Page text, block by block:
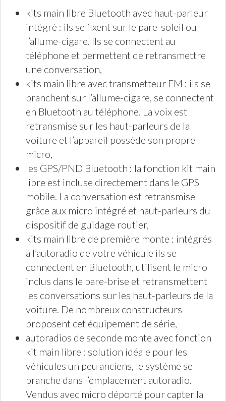
kits main libre Bluetooth avec haut-parleur
intégré : ils se fixent sur le pare-soleil ou
l’allume-cigare. Ils se connectent au
téléphone et permettent de retransmettre
une conversation,
kits main libre avec transmetteur FM : ils se
branchent sur l’allume-cigare, se connectent
en Bluetooth au téléphone. La voix est
retransmise sur les haut-parleurs de la
voiture et l’appareil possède son propre
micro,
les GPS/PND Bluetooth : la fonction kit main
libre est incluse directement dans le GPS
mobile. La conversation est retransmise
grâce aux micro intégré et haut-parleurs du
dispositif de guidage routier,
kits main libre de première monte : intégrés
à l’autoradio de votre véhicule ils se
connectent en Bluetooth, utilisent le micro
inclus dans le pare-brise et retransmettent
les conversations sur les haut-parleurs de la
voiture. De nombreux constructeurs
proposent cet équipement de série,
autoradios de seconde monte avec fonction
kit main libre : solution idéale pour les
véhicules un peu anciens, le système se
branche dans l’emplacement autoradio.
Vendus avec micro déporté pour capter la